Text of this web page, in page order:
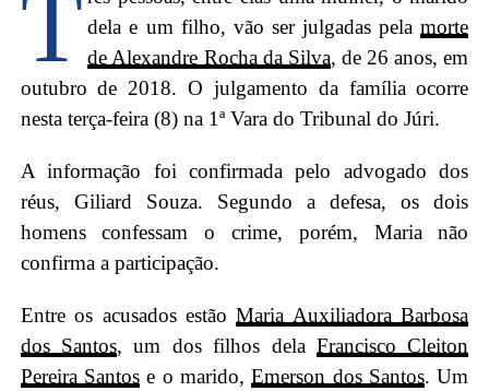
T dela e um filho, vão ser julgadas pelamorte
de Alexandre Rocha da Silva, de 26 anos, em
outubro de 2018. O julgamento da família ocorre
nesta terça-feira (8) na 1ª Vara do Tribunal do Júri.
A informação foi confirmada pelo advogado dos
réus, Giliard Souza. Segundo a defesa, os dois
homens confessam o crime, porém, Maria não
confirma a participação.
Entre os acusados estãoMaria Auxiliadora Barbosa
dos Santos, um dos filhos dela Francisco Cleiton
Pereira Santos e o marido,Emerson dos Santos. Um